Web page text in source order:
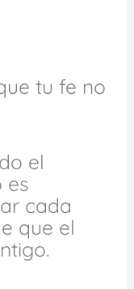
tu fe no
el
es
cada
que el